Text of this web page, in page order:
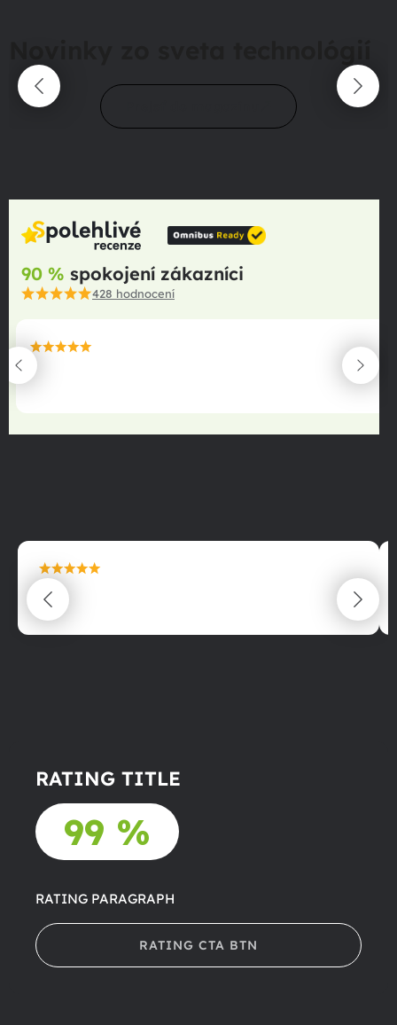
90 % spokojení zákazníci
428 hodnocení
maximální spokojenost
22.06.2025
maximální spokojenost
22.06.2025
RATING TITLE
99 %
RATING PARAGRAPH
RATING CTA BTN